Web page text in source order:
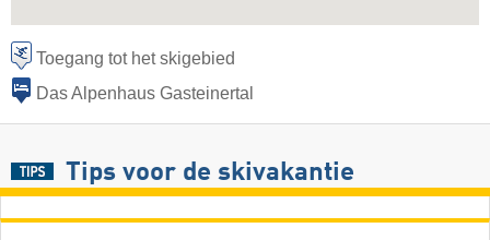
Toegang tot het skigebied
Das Alpenhaus Gasteinertal
Tips voor de skivakantie